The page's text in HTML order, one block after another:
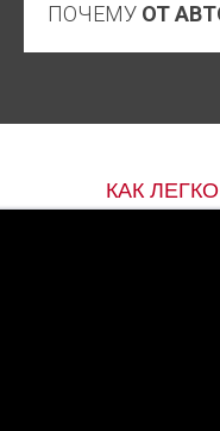
ПОЧЕМУ ОТ
КАК